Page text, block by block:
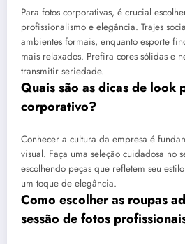
Para fotos corporativas, é crucial
profissionalismo e elegância. Trajes
ambientes formais, enquanto esporte
mais relaxados. Prefira cores sólidas e
transmitir seriedade.
Quais são as dicas de look
corporativo?
Conhecer a cultura da empresa é
visual. Faça uma seleção cuidadosa no
escolhendo peças que refletem seu
um toque de elegância.
Como escolher as roupas
sessão de fotos